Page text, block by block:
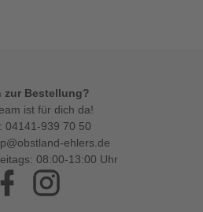
zur Bestellung?
ist für dich da!
04141-939 70 50
ehlers.de
08:00-13:00 Uhr
Facebook